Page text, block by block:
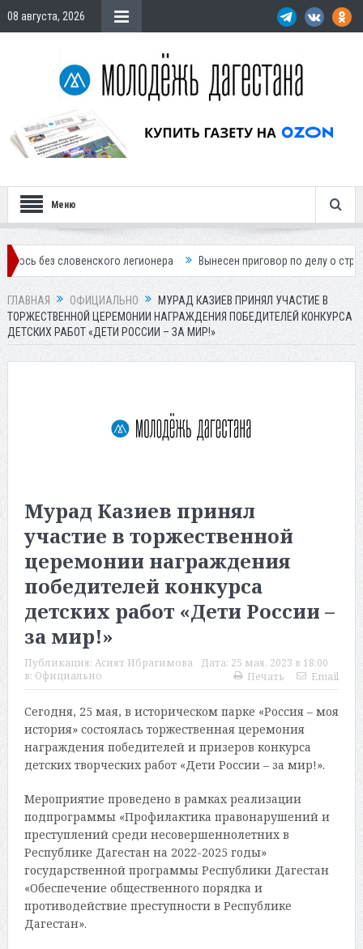
08 августа, 2026
Меню
легионера Вынесен приговор по делу о строительстве
ГЛАВНАЯ ОФИЦИАЛЬНО
МУРАД КАЗИЕВ ПРИНЯЛ УЧАСТИЕ В
ТОРЖЕСТВЕННОЙ ЦЕРЕМОНИИ НАГРАЖДЕНИЯ ПОБЕДИТЕЛЕЙ КОНКУРСА
ДЕТСКИХ РАБОТ «ДЕТИ РОССИИ – ЗА МИР!»
Мурад Казиев принял
участие в торжественной
церемонии награждения
победителей конкурса
детских работ «Дети России –
за мир!»
Публикация: Асият Ибрагимова Дата: 25 мая, 2023 в 18:00
в: Официально Печать Email
Сегодня, 25 мая, в историческом парке «Россия – моя
история» состоялась торжественная церемония
награждения победителей и призеров конкурса
детских творческих работ «Дети России – за мир!».
Мероприятие проведено в рамках реализации
подпрограммы «Профилактика правонарушений и
преступлений среди несовершеннолетних в
Республике Дагестан на 2022-2025 годы»
государственной программы Республики Дагестан
«Обеспечение общественного порядка и
противодействие преступности в Республике
Дагестан».